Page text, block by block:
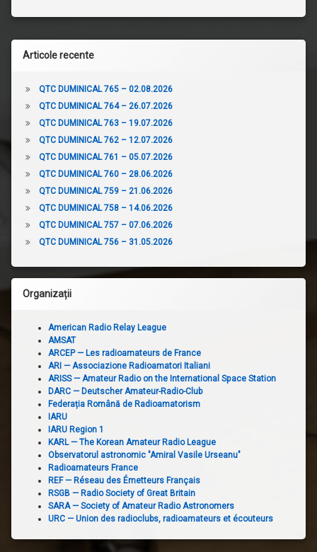
Articole recente
QTC DUMINICAL 765 – 02.08.2026
QTC DUMINICAL 764 – 26.07.2026
QTC DUMINICAL 763 – 19.07.2026
QTC DUMINICAL 762 – 12.07.2026
QTC DUMINICAL 761 – 05.07.2026
QTC DUMINICAL 760 – 28.06.2026
QTC DUMINICAL 759 – 21.06.2026
QTC DUMINICAL 758 – 14.06.2026
QTC DUMINICAL 757 – 07.06.2026
QTC DUMINICAL 756 – 31.05.2026
Organizații
American Radio Relay League
AMSAT
ARCEP — Les radioamateurs de France
ARI — Associazione Radioamatori Italiani
ARISS — Amateur Radio on the International Space Station
DARC — Deutscher Amateur-Radio-Club
Federația Română de Radioamatorism
IARU
IARU Region 1
KARL — The Korean Amateur Radio League
Observatorul astronomic "Amiral Vasile Urseanu"
Radioamateurs France
REF — Réseau des Émetteurs Français
RSGB — Radio Society of Great Britain
SARA — Society of Amateur Radio Astronomers
URC — Union des radioclubs, radioamateurs et écouteurs